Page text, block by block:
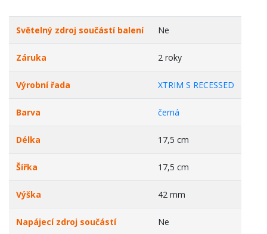
Světelný zdroj součástí balení Ne
Záruka 2 roky
Výrobní řada XTRIM S RECESSED
Barva černá
Délka 17,5 cm
Šířka 17,5 cm
Výška 42 mm
Napájecí zdroj součástí Ne